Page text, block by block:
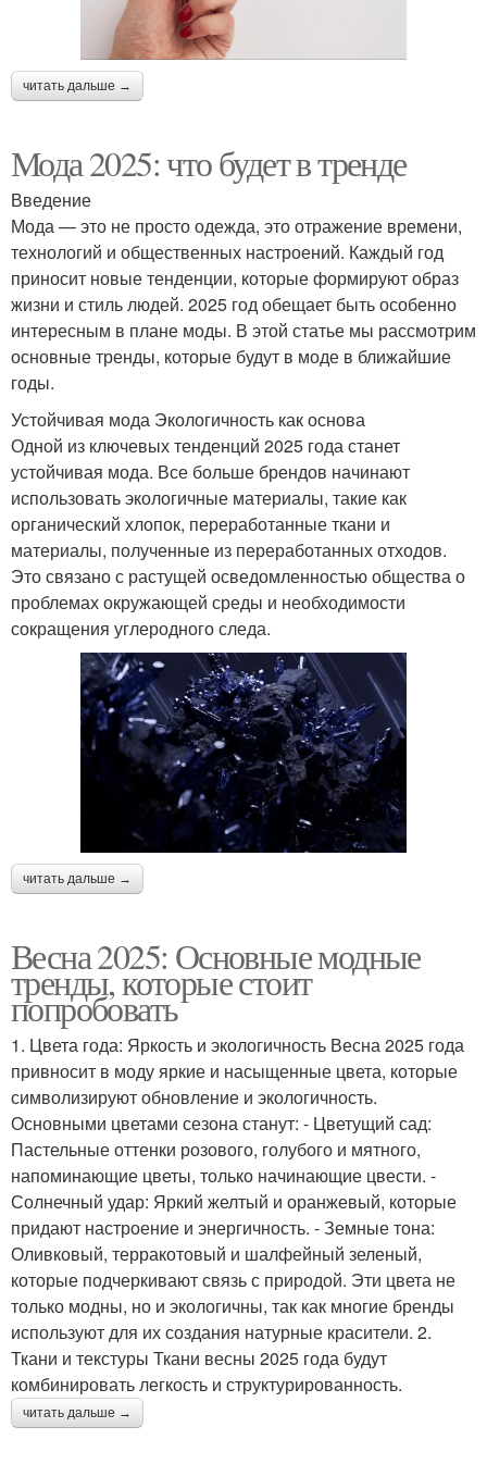
читать дальше →
Мода 2025: что будет в тренде
Введение
Мода — это не просто одежда, это отражение времени,
технологий и общественных настроений. Каждый год
приносит новые тенденции, которые формируют образ
жизни и стиль людей. 2025 год обещает быть особенно
интересным в плане моды. В этой статье мы рассмотрим
основные тренды, которые будут в моде в ближайшие
годы.
Устойчивая мода Экологичность как основа
Одной из ключевых тенденций 2025 года станет
устойчивая мода. Все больше брендов начинают
использовать экологичные материалы, такие как
органический хлопок, переработанные ткани и
материалы, полученные из переработанных отходов.
Это связано с растущей осведомленностью общества о
проблемах окружающей среды и необходимости
сокращения углеродного следа.
читать дальше →
Весна 2025: Основные модные
тренды, которые стоит
попробовать
1. Цвета года: Яркость и экологичность Весна 2025 года
привносит в моду яркие и насыщенные цвета, которые
символизируют обновление и экологичность.
Основными цветами сезона станут: - Цветущий сад:
Пастельные оттенки розового, голубого и мятного,
напоминающие цветы, только начинающие цвести. -
Солнечный удар: Яркий желтый и оранжевый, которые
придают настроение и энергичность. - Земные тона:
Оливковый, терракотовый и шалфейный зеленый,
которые подчеркивают связь с природой. Эти цвета не
только модны, но и экологичны, так как многие бренды
используют для их создания натурные красители. 2.
Ткани и текстуры Ткани весны 2025 года будут
комбинировать легкость и структурированность.
читать дальше →